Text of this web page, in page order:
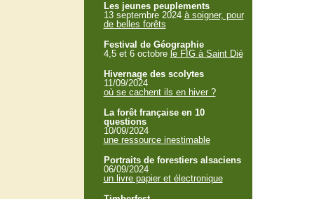
Les jeunes peuplements
13 septembre 2024 à soigner, pour
de belles forêts
Festival de Géographie
4,5 et 6 octobre le FIG à Saint Dié
Hivernage des scolytes
11/09/2024
où se cachent ils en hiver ?
La forêt française en 10
questions
10/09/2024
une ressource inestimable
Portraits de forestiers alsaciens
06/09/2024
un livre papier et électronique